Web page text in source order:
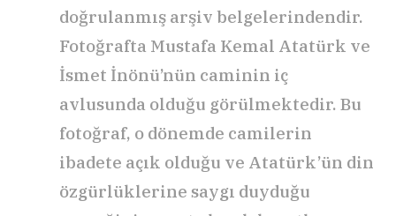
doğrulanmış arşiv belgelerindendir.
Fotoğrafta Mustafa Kemal Atatürk ve
İsmet İnönü’nün caminin iç
avlusunda olduğu görülmektedir. Bu
fotoğraf, o dönemde camilerin
ibadete açık olduğu ve Atatürk’ün din
özgürlüklerine saygı duyduğu